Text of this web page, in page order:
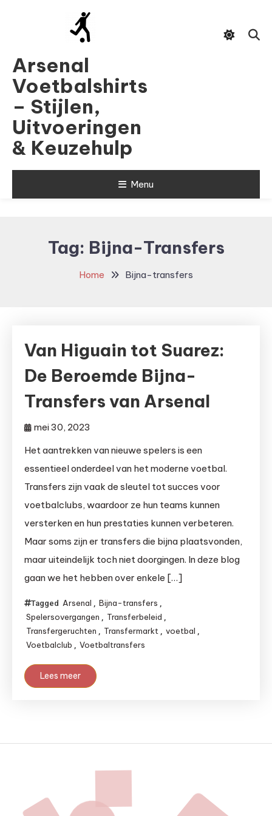
Arsenal
Voetbalshirts
– Stijlen,
Uitvoeringen
& Keuzehulp
Menu
Tag: Bijna-Transfers
Home Bijna-transfers
Van Higuain tot Suarez:
De Beroemde Bijna-
Transfers van Arsenal
mei 30, 2023
Het aantrekken van nieuwe spelers is een
essentieel onderdeel van het moderne voetbal.
Transfers zijn vaak de sleutel tot succes voor
voetbalclubs, waardoor ze hun teams kunnen
versterken en hun prestaties kunnen verbeteren.
Maar soms zijn er transfers die bijna plaatsvonden,
maar uiteindelijk toch niet doorgingen. In deze blog
gaan we het hebben over enkele […]
Tagged Arsenal , Bijna-transfers ,
Spelersovergangen , Transferbeleid ,
Transfergeruchten , Transfermarkt , voetbal ,
Voetbalclub , Voetbaltransfers
Lees meer